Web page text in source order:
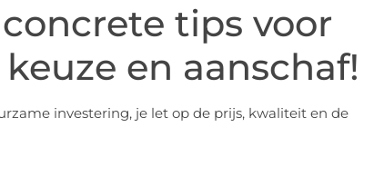
tips voor
en aanschaf!
investering, je let op de prijs, kwaliteit en de